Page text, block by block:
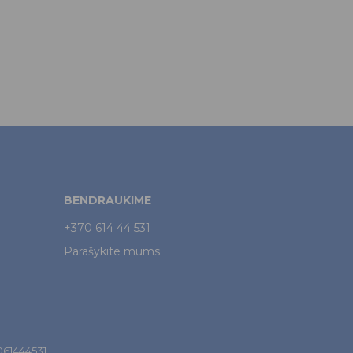
BENDRAUKIME
+370 614 44 531
Parašykite mums